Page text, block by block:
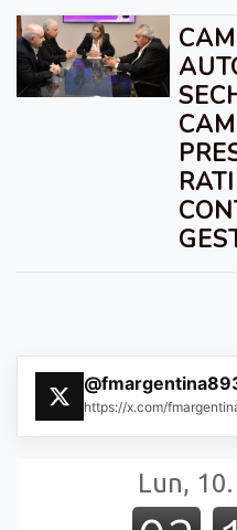
https://x.com/